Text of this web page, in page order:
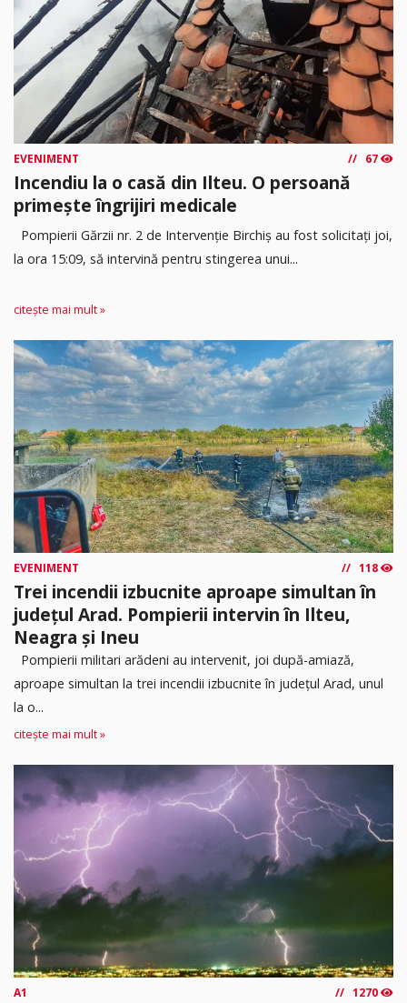
EVENIMENT 67
Incendiu la o casă din Ilteu. O persoană
primește îngrijiri medicale
Pompierii Gărzii nr. 2 de Intervenție Birchiș au fost solicitați joi,
la ora 15:09, să intervină pentru stingerea unui...
citește mai mult »
EVENIMENT 118
Trei incendii izbucnite aproape simultan în
județul Arad. Pompierii intervin în Ilteu,
Neagra și Ineu
Pompierii militari arădeni au intervenit, joi după-amiază,
aproape simultan la trei incendii izbucnite în județul Arad, unul
la o...
citește mai mult »
A1 1270